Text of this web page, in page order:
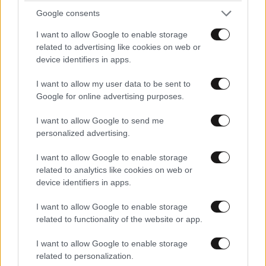
Google consents
I want to allow Google to enable storage
related to advertising like cookies on web or
device identifiers in apps.
I want to allow my user data to be sent to
Google for online advertising purposes.
I want to allow Google to send me
personalized advertising.
I want to allow Google to enable storage
related to analytics like cookies on web or
device identifiers in apps.
I want to allow Google to enable storage
related to functionality of the website or app.
I want to allow Google to enable storage
related to personalization.
Το επίδομα αναπηρίας 15·06·2026 23:25
πότε θα δοθεί; Κάναμε την αίτηση 5 Φεβρουαρίου, με
απόφαση αναπηρίας 82,5/100. Υποτίθεται ότι το
δικαιούνται τα κατάκοιτα γεροντάκια για να
την ατομική φροντίδα...Έλεος!
τι θα γίνει μετά τις 27/9 ! ΛΟΛ
Απαντήστε
την προσωπική του ζωή: «Δεν αποτελεί